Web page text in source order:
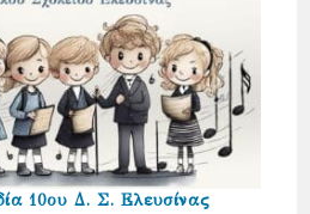
10ου Δ. Σ. Ελευσίνας